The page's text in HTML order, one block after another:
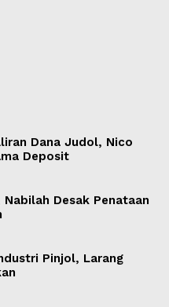
Dana Judol, Nico
Deposit
Desak Penataan
Pinjol, Larang